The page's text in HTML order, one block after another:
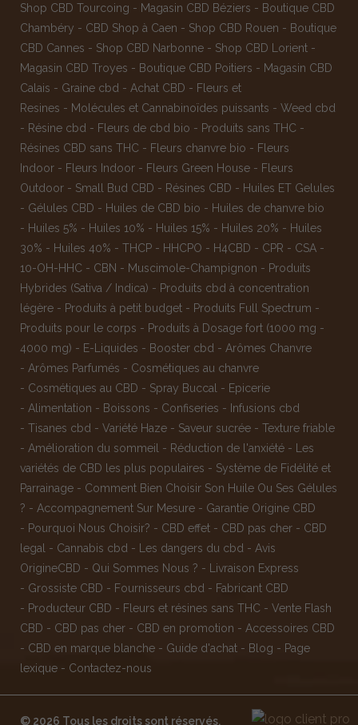
Shop CBD Tourcoing - Magasin CBD Béziers - Boutique CBD
Chambéry - CBD Shop à Caen - Shop CBD Rouen - Boutique
CBD Cannes - Shop CBD Narbonne - Shop CBD Lorient -
Magasin CBD Troyes - Boutique CBD Poitiers - Magasin CBD
Calais - Graine cbd - Achat CBD - Fleurs et
Resines - Molécules et Cannabinoïdes puissants - Weed cbd
- Résine cbd - Fleurs de cbd bio - Produits sans THC -
Résines CBD sans THC - Fleurs chanvre bio - Fleurs
Indoor - Fleurs Indoor - Fleurs Green House - Fleurs
Outdoor - Small Bud CBD - Résines CBD - Huiles ET Gelules
- Gélules CBD - Huiles de CBD bio - Huiles de chanvre bio
- Huiles 5% - Huiles 10% - Huiles 15% - Huiles 20% - Huiles
30% - Huiles 40% - THCP - HHCPO - H4CBD - CPR - CSA -
10-OH-HHC - CBN - Muscimole-Champignon - Produits
Hybrides (Sativa / Indica) - Produits cbd à concentration
légère - Produits à petit budget - Produits Full Spectrum -
Produits pour le corps - Produits à Dosage fort (1000 mg -
4000 mg) - E-Liquides - Booster cbd - Arômes Chanvre
- Arômes Parfumés - Cosmétiques au chanvre
- Cosmétiques au CBD - Spray Buccal - Epicerie
- Alimentation - Boissons - Confiseries - Infusions cbd
- Tisanes cbd - Variété Haze - Saveur sucrée - Texture friable
- Amélioration du sommeil - Réduction de l'anxiété -
Les
variétés de CBD les plus populaires - Système de Fidélité et
Parrainage - Comment Bien Choisir Son Huile Ou Ses Gélules
? - Accompagnement Sur Mesure - Garantie Origine CBD
- Pourquoi Nous Choisir? - CBD effet - CBD pas cher - CBD
legal
- Cannabis cbd - Les dangers du cbd - Avis
OrigineCBD - Qui Sommes Nous ? -
Livraison Express
- Grossiste CBD - Fournisseurs cbd - Fabricant CBD
- Producteur CBD - Fleurs et résines sans THC - Vente Flash
CBD - CBD pas cher - CBD en promotion - Accessoires CBD
- CBD en marque blanche - Guide d'achat - Blog - Page
lexique - Contactez-nous
© 2026 Tous les droits sont réservés.